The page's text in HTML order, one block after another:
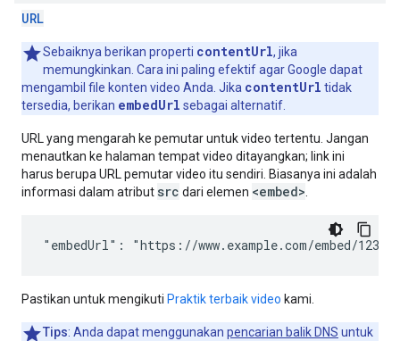
URL
Sebaiknya berikan properti contentUrl, jika
memungkinkan. Cara ini paling efektif agar Google dapat
mengambil file konten video Anda. Jika contentUrl tidak
tersedia, berikan embedUrl sebagai alternatif.
URL yang mengarah ke pemutar untuk video tertentu. Jangan
menautkan ke halaman tempat video ditayangkan; link ini
harus berupa URL pemutar video itu sendiri. Biasanya ini adalah
informasi dalam atribut src dari elemen <embed>
"embedUrl": "https://www.example.com/embed/123"
Pastikan untuk mengikuti Praktik terbaik video kami.
Tips: Anda dapat menggunakan pencarian balik DNS untuk